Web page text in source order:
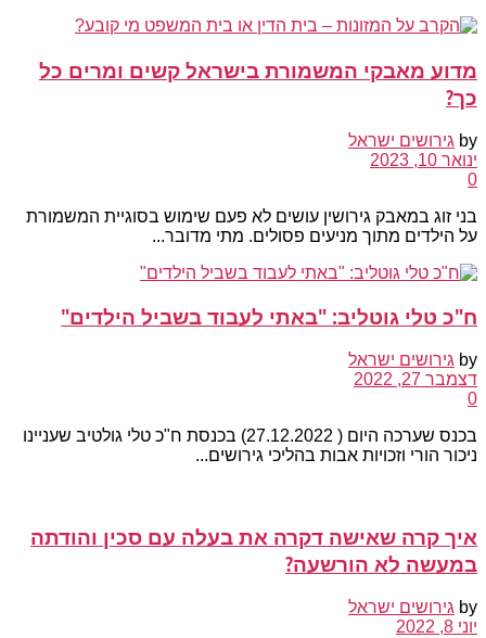
מדוע מאבקי המשמורת בישראל קשים ומרים כל
כך?
by גירושים ישראל
ינואר 10, 2023
0
בני זוג במאבק גירושין עושים לא פעם שימוש בסוגיית המשמורת
על הילדים מתוך מניעים פסולים. מתי מדובר...
ח"כ טלי גוטליב: "באתי לעבוד בשביל הילדים"
by גירושים ישראל
דצמבר 27, 2022
0
בכנס שערכה היום ( 27.12.2022) בכנסת ח"כ טלי גולטיב שעניינו
ניכור הורי וזכויות אבות בהליכי גירושים...
איך קרה שאישה דקרה את בעלה עם סכין והודתה
במעשה לא הורשעה?
by גירושים ישראל
יוני 8, 2022